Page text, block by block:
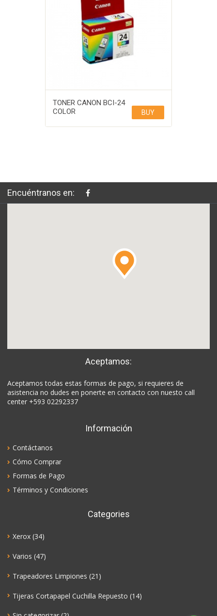
TONER CANON BCI-24
COLOR
BUY
Encuéntranos en:
Aceptamos:
Aceptamos todas estas formas de pago, si requieres de
asistencia no dudes en ponerte en contacto con nuesto call
center +593 02292337
Información
Contáctanos
Cómo Comprar
Formas de Pago
Términos y Condiciones
Categories
Xerox (34)
Varios (47)
Trapeadores Limpiones (21)
Tijeras Cortapapel Cuchilla Repuesto (14)